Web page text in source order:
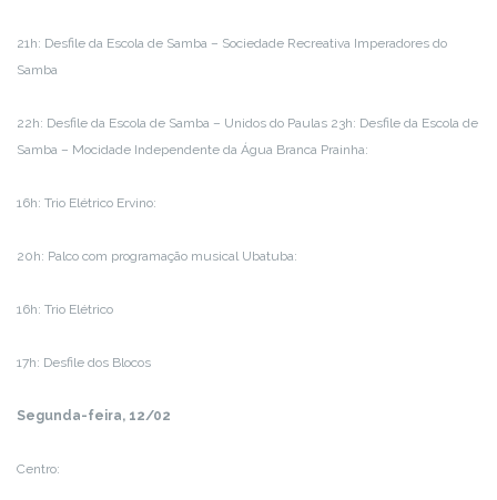
21h: Desfile da Escola de Samba – Sociedade Recreativa Imperadores do
Samba
22h: Desfile da Escola de Samba – Unidos do Paulas 23h: Desfile da Escola de
Samba – Mocidade Independente da Água Branca Prainha:
16h: Trio Elétrico Ervino:
20h: Palco com programação musical Ubatuba:
16h: Trio Elétrico
17h: Desfile dos Blocos
Segunda-feira, 12/02
Centro: